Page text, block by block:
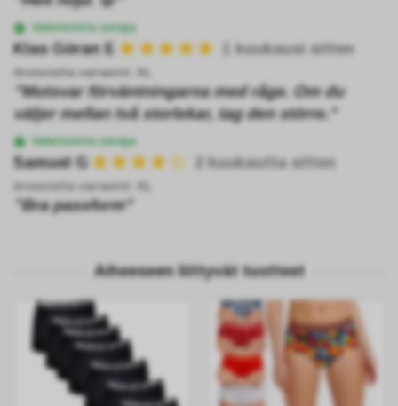
Vahvistettu ostaja
Klas Göran E 1 kuukausi sitten
Arvosteltu variantti:
"Motsvar förväntningarna med råge. Om du
väljer mellan två storlekar, tag den större."
Vahvistettu ostaja
Samuel G 2 kuukautta sitten
Arvosteltu variantti:
"Bra passform"
Aiheeseen liittyvät tuotteet